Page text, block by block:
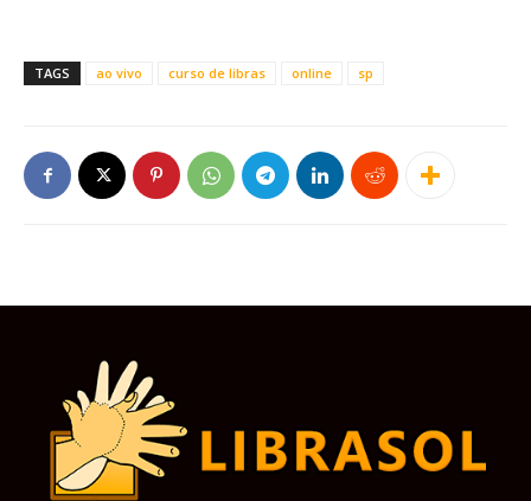
TAGS ao vivo curso de libras online sp